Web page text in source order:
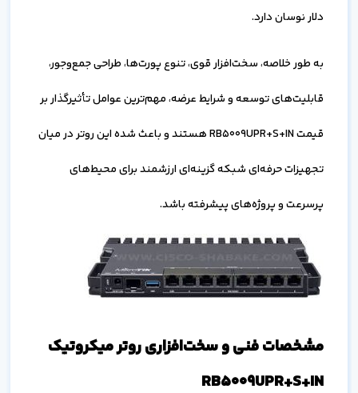
دلار نوسان دارد.
به طور خلاصه، سخت‌افزار قوی، تنوع پورت‌ها، طراحی جمع‌وجور،
قابلیت‌های توسعه و شرایط عرضه، مهم‌ترین عوامل تأثیرگذار بر
قیمت RB5009UPR+S+IN هستند و باعث شده این روتر در میان
تجهیزات حرفه‌ای شبکه گزینه‌ای ارزشمند برای محیط‌های
پرسرعت و پروژه‌های پیشرفته باشد.
مشخصات فنی و سخت‌افزاری روتر میکروتیک
RB5009UPR+S+IN